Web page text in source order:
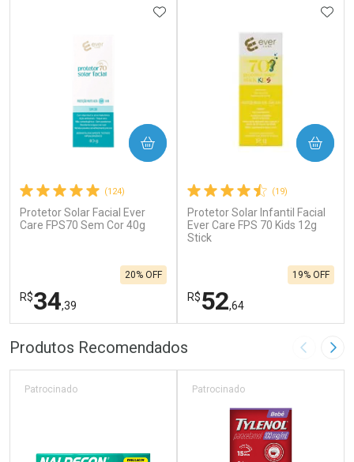
(124)
Protetor Solar Facial Ever
Care FPS70 Sem Cor 40g
R$34,39
20% OFF
ADICIONAR AOS FAVORITOS
COMPRAR
FECHAR
Laboratório
FECHAR
Por Menos
(19)
Protetor Solar Infantil Facial
Ever Care FPS 70 Kids 12g
Stick
R$52,64
19% OFF
COMPRAR
Laboratório
Por Menos
Produtos Recomendados Imagem
Patrocinado Patrocinado